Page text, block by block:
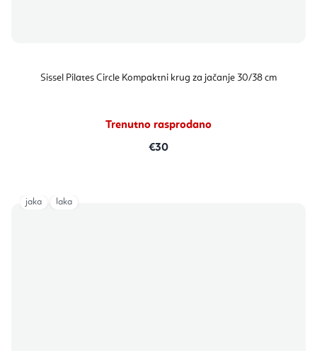
Sissel Pilates Circle Kompaktni krug za jačanje 30/38 cm
Trenutno rasprodano
€30
jaka laka